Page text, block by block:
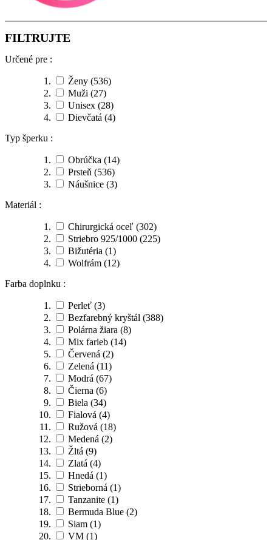
FILTRUJTE
Určené pre :
Ženy (536)
Muži (27)
Unisex (28)
Dievčatá (4)
Typ šperku :
Obrúčka (14)
Prsteň (536)
Náušnice (3)
Materiál :
Chirurgická oceľ (302)
Striebro 925/1000 (225)
Bižutéria (1)
Wolfrám (12)
Farba doplnku :
Perleť (3)
Bezfarebný kryštál (388)
Polárna žiara (8)
Mix farieb (14)
Červená (2)
Zelená (11)
Modrá (67)
Čierna (6)
Biela (34)
Fialová (4)
Ružová (18)
Medená (2)
Žltá (9)
Zlatá (4)
Hnedá (1)
Strieborná (1)
Tanzanite (1)
Bermuda Blue (2)
Siam (1)
VM (1)